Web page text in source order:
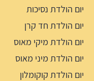
יום הולדת נסיכות
יום הולדת חד קרן
יום הולדת מיקי מאוס
יום הולדת מיני מאוס
יום הולדת קוקומלון